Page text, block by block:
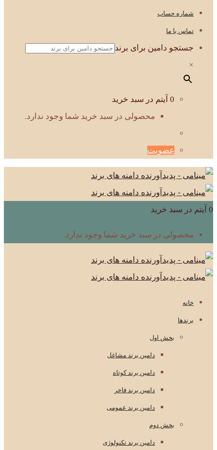
شماره حساب
تماس با ما
جستجو دامین برای برند
×
0 آیتم در سبد خرید
محصولی در سبد خرید شما وجود ندارد.
عضویت
0 آیتم در سبد خرید
محصولی در سبد خرید شما وجود ندارد.
خانه
برندها
بخش اول
دامین برند مشاغل
دامین برند کوتاه
دامین برند فاخر
دامین برند عمومی
بخش دوم
دامین برند تکنولوژی